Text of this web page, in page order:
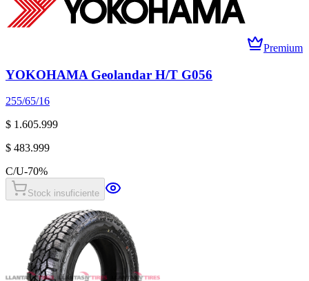
Premium
YOKOHAMA Geolandar H/T G056
255/65/16
$ 1.605.999
$ 483.999
C/U-70%
Stock insuficiente